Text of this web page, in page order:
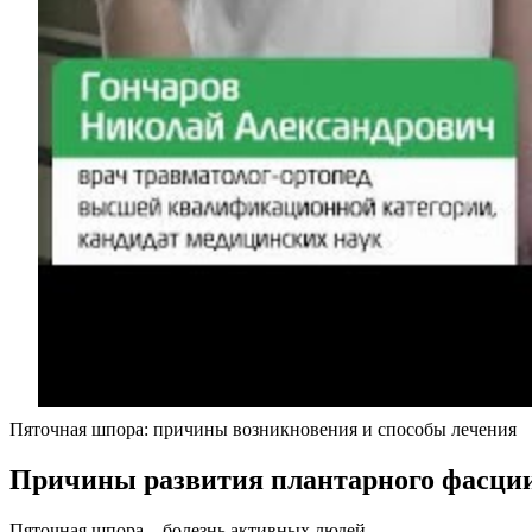
Пяточная шпора: причины возникновения и способы лечения
Причины развития плантарного